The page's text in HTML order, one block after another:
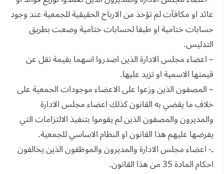
عائد او مكافآت لم تؤخذ من الارباح الحقيقية للجمعية عند وجود
حسابات ختامية او طبقا لحسابات ختامية وضعت بطريق
التدليس.
– اعضاء مجلس الادارة الذين اصدروا اسهما بقيمة تقل عن
قيمتها الاسمية او تزيد عليها.
– المصفون الذين وزعوا على الاعضاء موجودات الجمعية على
خلاف ما يقضي به القانون كذلك اعضاء مجلس الادارة
والمديرون والمصفون الذين لم يقوموا بتنفيذ الالتزامات التي
يفرضها عليهم هذا القانون او النظام الاساسي للجمعية.
ـ- اعضاء مجلس الادارة والمديرون والموظفون الذين يخالفون
احكام المادة 35 من هذا القانون.